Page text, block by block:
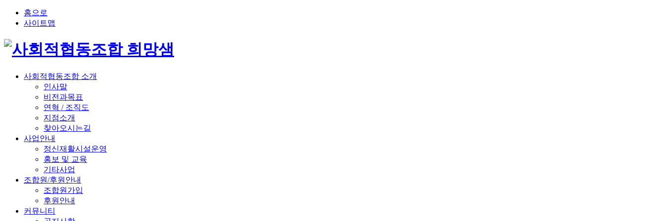
홈으로
사이트맵
사회적협동조합 소개
인사말
비전과목표
연혁 / 조직도
지점소개
찾아오시는길
사업안내
정신재활시설운영
홍보 및 교육
기타사업
조합원/후원안내
조합원가입
후원안내
커뮤니티